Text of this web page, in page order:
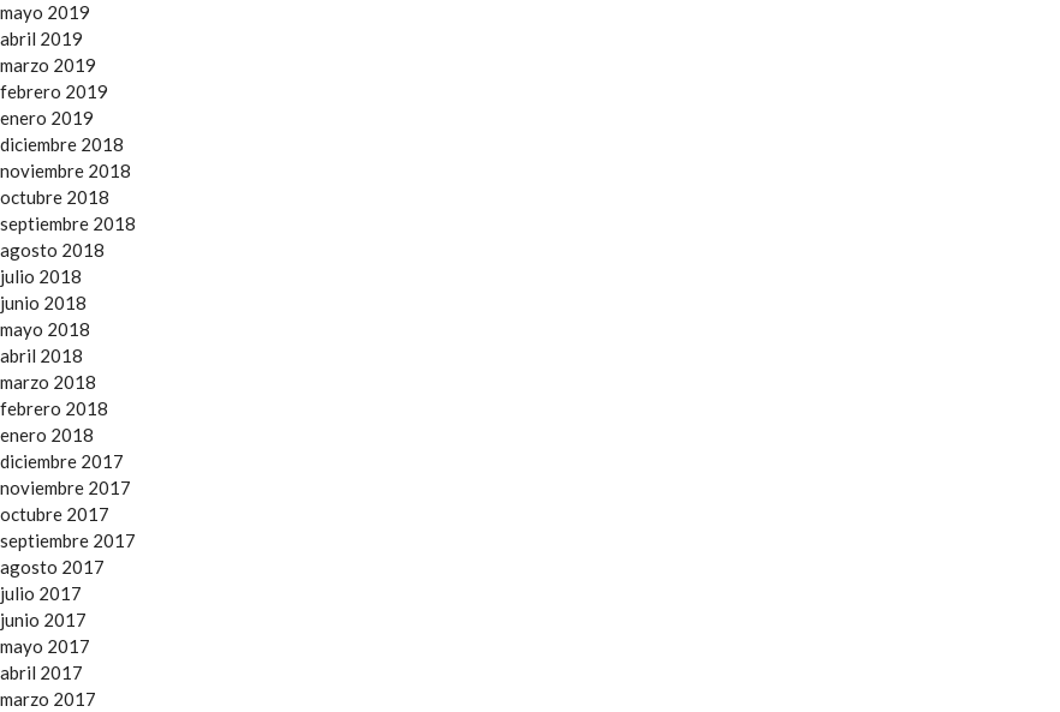
mayo 2019
abril 2019
marzo 2019
febrero 2019
enero 2019
diciembre 2018
noviembre 2018
octubre 2018
septiembre 2018
agosto 2018
julio 2018
junio 2018
mayo 2018
abril 2018
marzo 2018
febrero 2018
enero 2018
diciembre 2017
noviembre 2017
octubre 2017
septiembre 2017
agosto 2017
julio 2017
junio 2017
mayo 2017
abril 2017
marzo 2017